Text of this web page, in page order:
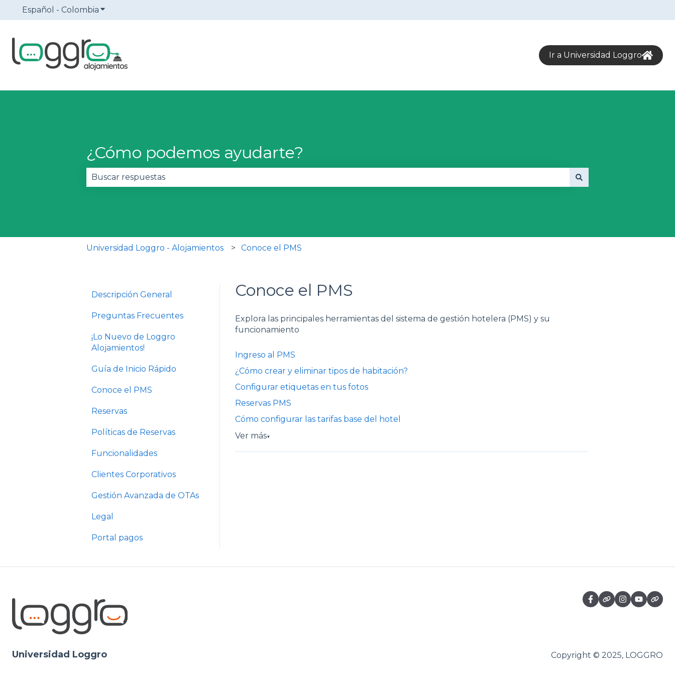
Español - Colombia Traducciones de Mostrar submenú de
Ir a Universidad Loggro
¿Cómo podemos ayudarte?
Universidad Loggro - Alojamientos Conoce el PMS
Conoce el PMS
Explora las principales herramientas del sistema de gestión hotelera (PMS) y su
funcionamiento
Ingreso al PMS
¿Cómo crear y eliminar tipos de habitación?
Configurar etiquetas en tus fotos
Reservas PMS
Cómo configurar las tarifas base del hotel
Ver más▼
Descripción General
Preguntas Frecuentes
¡Lo Nuevo de Loggro
Alojamientos!
Guía de Inicio Rápido
Conoce el PMS
Reservas
Políticas de Reservas
Funcionalidades
Clientes Corporativos
Gestión Avanzada de OTAs
Legal
Portal pagos
Universidad Loggro Copyright © 2025, LOGGRO